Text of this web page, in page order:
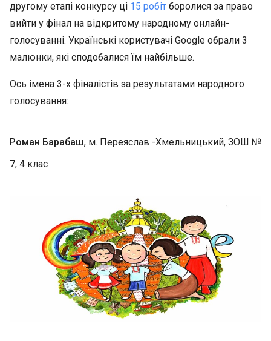
другому етапі конкурсу ці 15 робіт боролися за право
вийти у фінал на відкритому народному онлайн-
голосуванні. Українські користувачі Google обрали 3
малюнки, які сподобалися їм найбільше.
Ось імена 3-х фіналістів за результатами народного
голосування:
Роман Барабаш, м. Переяслав -Хмельницький, ЗОШ №
7, 4 клас